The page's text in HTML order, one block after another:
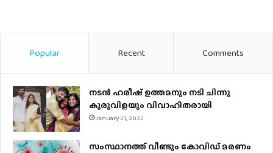
Popular Recent Comments
നടന്‍ ഹരീഷ് ഉത്തമനും നടി ചിന്നു
കുരുവിളയും വിവാഹിതരായി
January 21, 2022
സംസ്ഥാനത്ത് വീണ്ടും കോവിഡ് മരണം